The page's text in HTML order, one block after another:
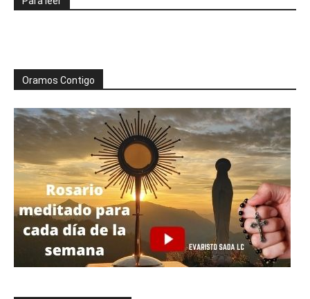
Oramos Contigo